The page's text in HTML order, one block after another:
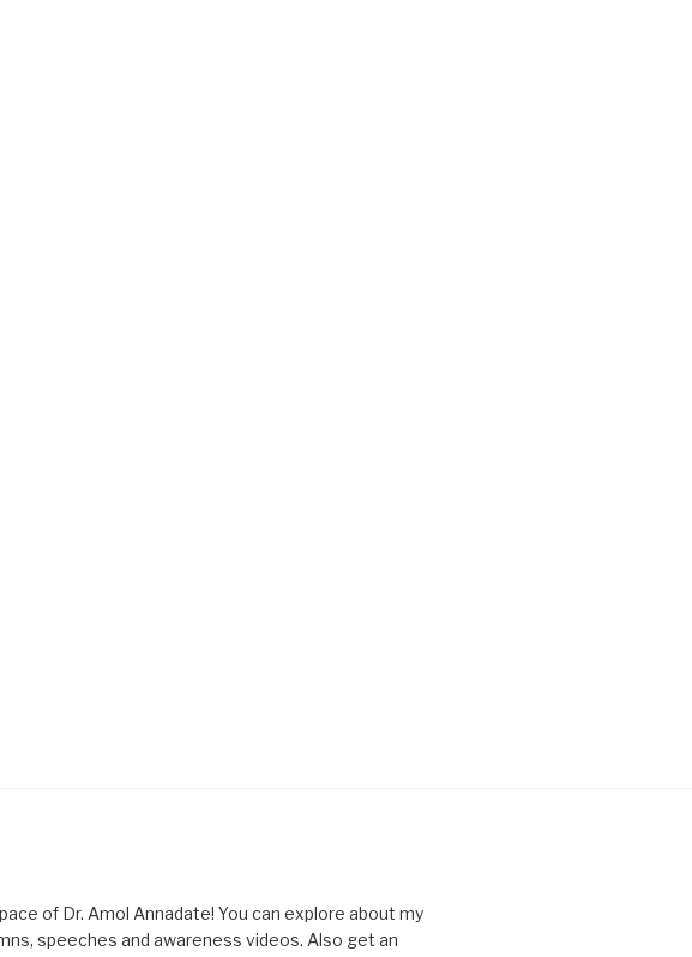
of Dr. Amol Annadate! You can explore about my
speeches and awareness videos. Also get an